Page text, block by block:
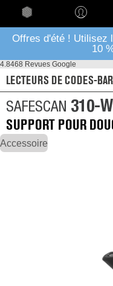
Offres d'été ! Utilisez
10
4.8468 Revues Google
LECTEURS DE CODES-
SAFESCAN 310-
SUPPORT POUR
Accessoire